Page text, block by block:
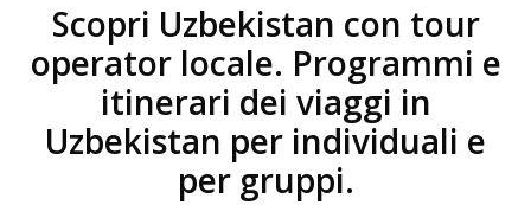
Scopri Uzbekistan con tour
operator locale. Programmi e
itinerari dei viaggi in
Uzbekistan per individuali e
per gruppi.